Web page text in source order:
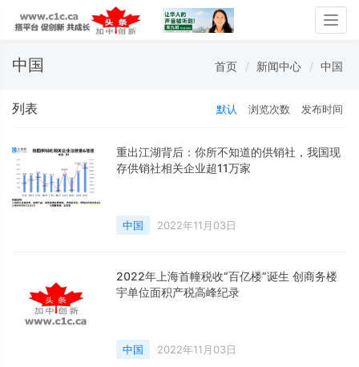
中国 首页 新闻中心 中国
列表 默认 浏览次数 发布时间
重出江湖背后：你所不知道的供销社，我国现
存供销社相关企业超11万家
中国 2022年11月03日
2022年上海首幢税收“百亿楼”诞生 创商务楼
宇单位面积产税高峰纪录
中国 2022年11月03日